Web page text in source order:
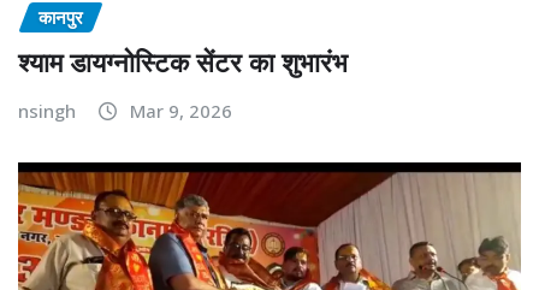
कानपुर
श्याम डायग्नोस्टिक सेंटर का शुभारंभ
nsingh Mar 9, 2026